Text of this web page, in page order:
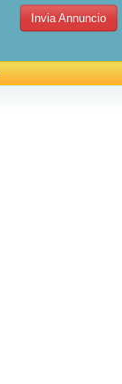
Invia Annuncio